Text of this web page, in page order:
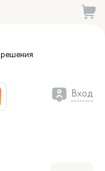
решения
Вход